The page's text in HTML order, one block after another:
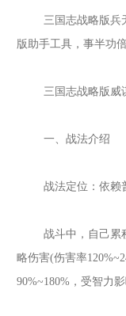
三国志战略版兵
版助手工具，事半功倍
三国志战略版威
一、战法介绍
战法定位：依赖
战斗中，自己累
略伤害(伤害率
90%~180%，受智力